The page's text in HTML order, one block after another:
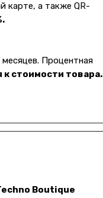
карте, а также QR-
Процентная
к стоимости товара.
Boutique